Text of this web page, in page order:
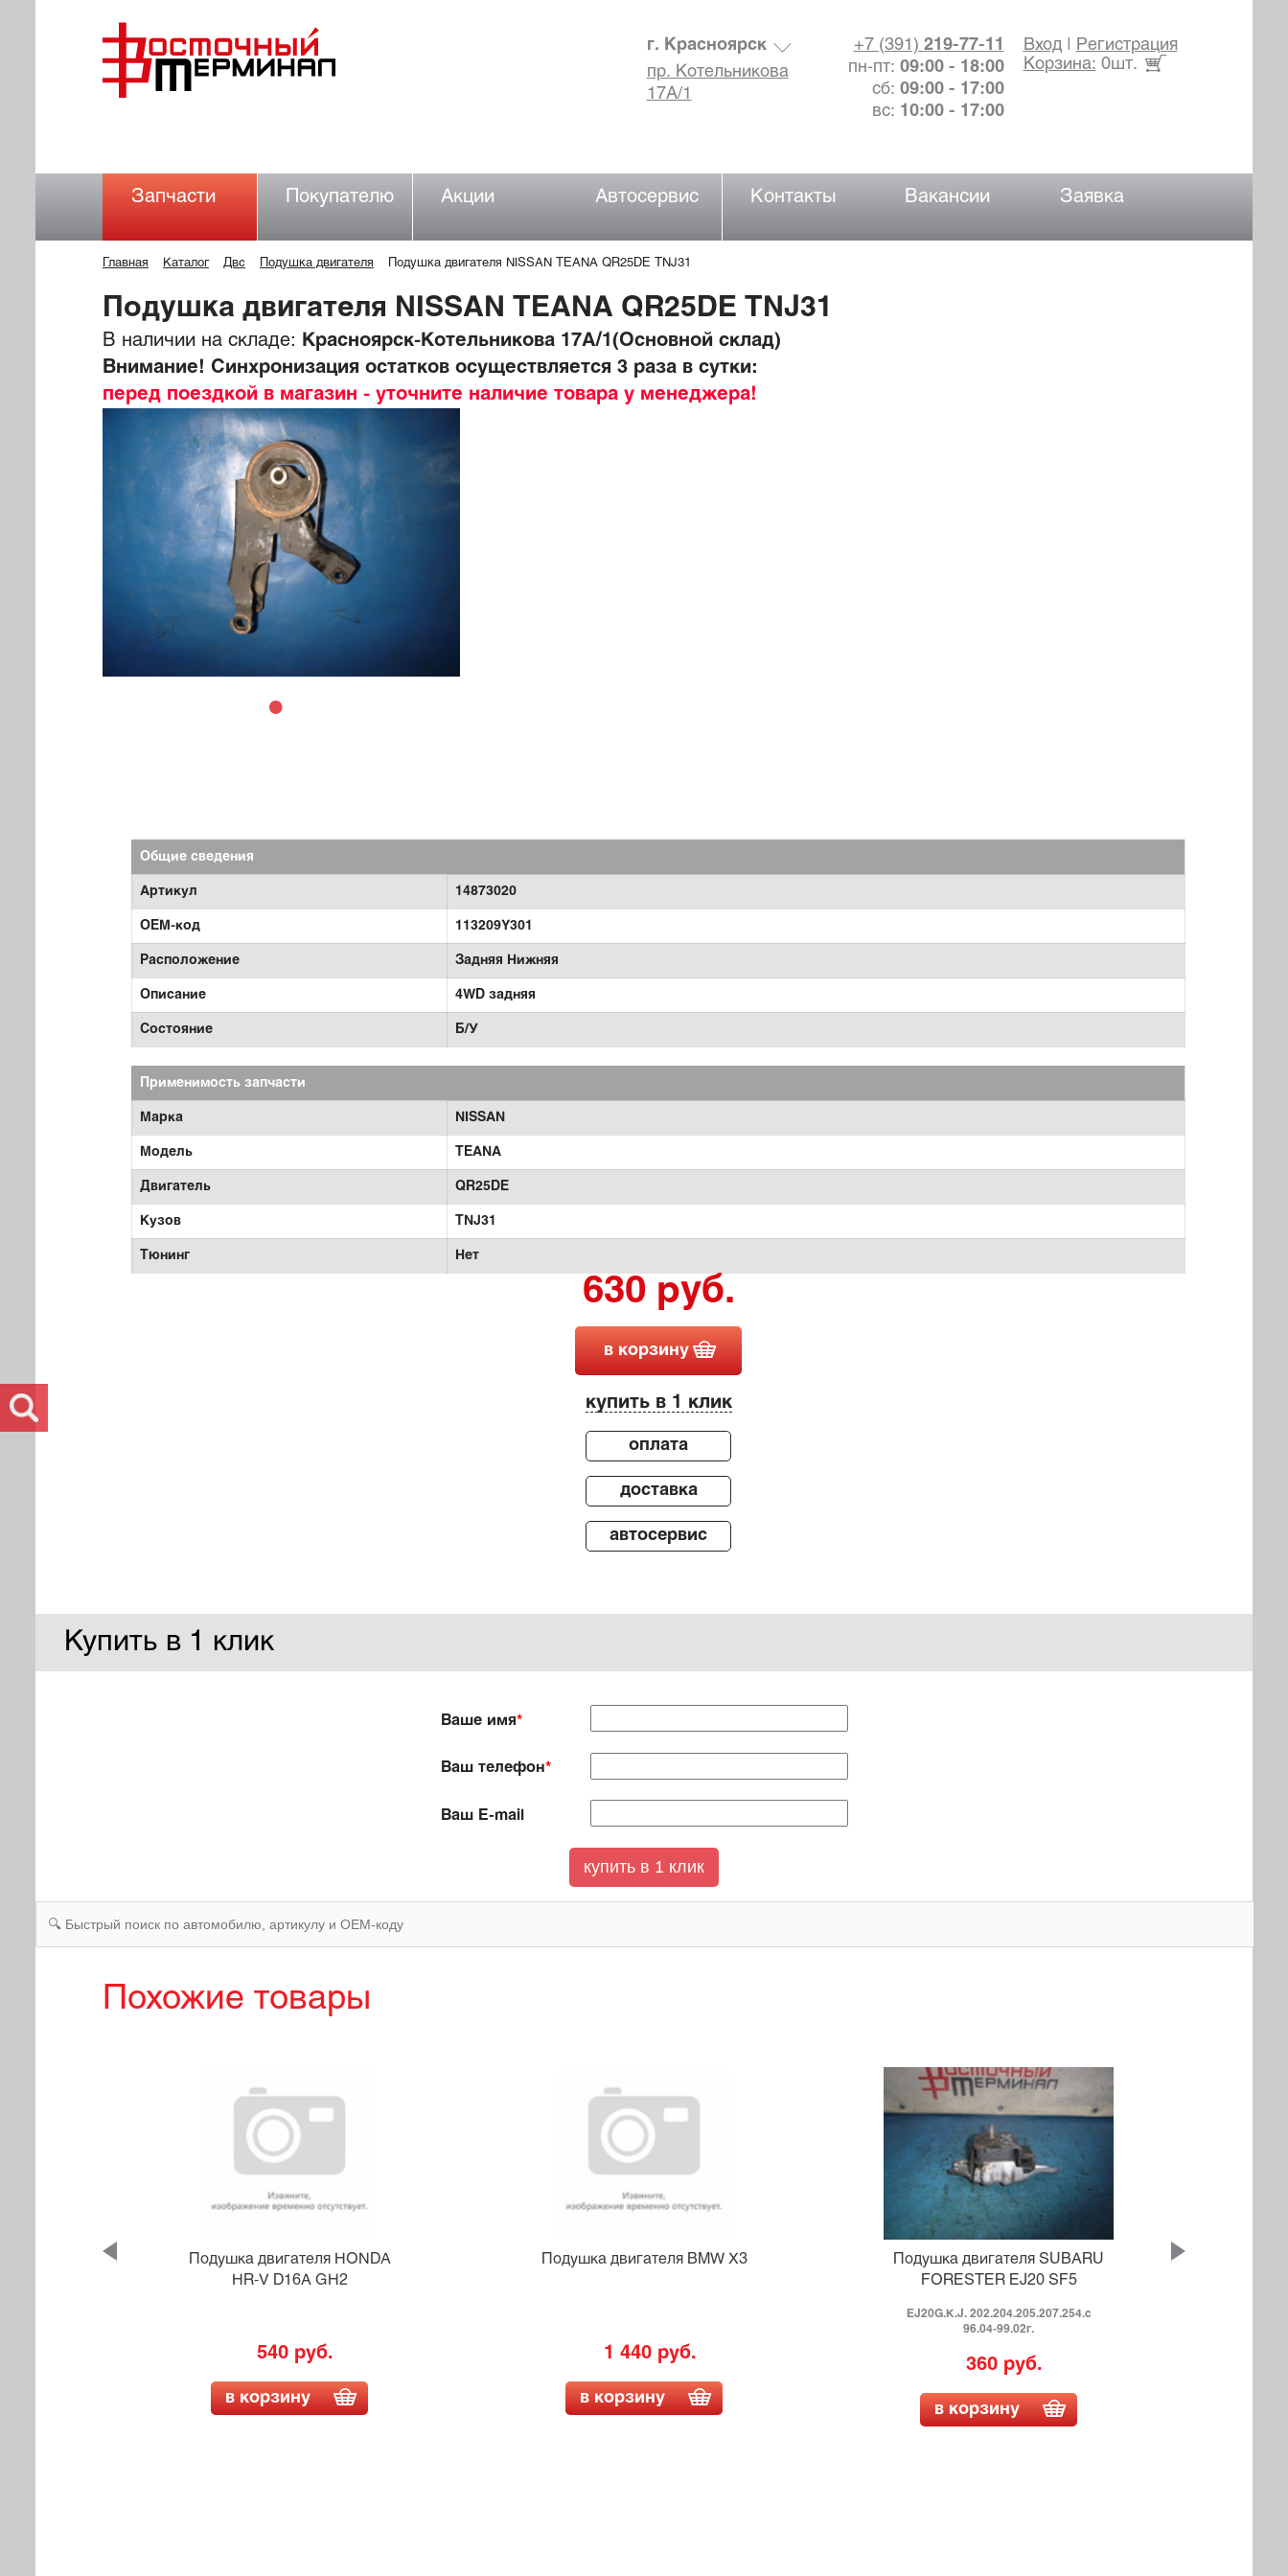
Вход|
Регистрация
Корзина: 0шт.
+7 (391) 219-77-11
пн-пт: 09:00 - 18:00
сб: 09:00 - 17:00
вс: 10:00 - 17:00
г. Красноярск
пр. Котельникова
17А/1
Запчасти Покупателю Акции Автосервис Контакты Вакансии Заявка
Главная Каталог Двс Подушка двигателя Подушка двигателя NISSAN TEANA QR25DE TNJ31
Подушка двигателя NISSAN TEANA QR25DE TNJ31
В наличии на складе:
Красноярск-Котельникова 17А/1(Основной склад)
Внимание! Синхронизация остатков осуществляется 3 раза в сутки:
перед поездкой в магазин - уточните наличие товара у менеджера!
Общие сведения
Артикул 14873020
OEM-код 113209Y301
Расположение Задняя Нижняя
Описание 4WD задняя
Состояние Б/У
Применимость запчасти
Марка NISSAN
Модель TEANA
Двигатель QR25DE
Кузов TNJ31
Тюнинг Нет
630 руб.
в корзину
купить в 1 клик
оплата
доставка
автосервис
Купить в 1 клик
Ваше имя*
Ваш телефон*
Ваш E-mail
Похожие товары
Подушка двигателя HONDA
HR-V D16A GH2
540 руб.
в корзину
Подушка двигателя BMW X3
1 440 руб.
в корзину
Подушка двигателя SUBARU
FORESTER EJ20 SF5
EJ20G.K.J. 202.204.205.207.254.с
96.04-99.02г.
360 руб.
в корзину